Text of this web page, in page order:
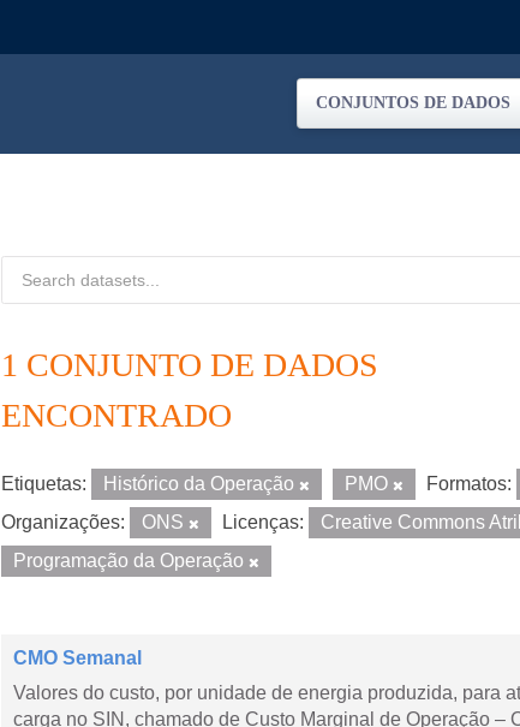
CONJUNTOS DE DADOS
1 CONJUNTO DE DADOS
ENCONTRADO
Etiquetas: Histórico da Operação PMO Formatos:
Organizações:
ONS Licenças: Creative Commons
Programação da Operação
CMO Semanal
Valores do custo, por unidade de energia produzida, para
carga no SIN, chamado de Custo Marginal de Operação –